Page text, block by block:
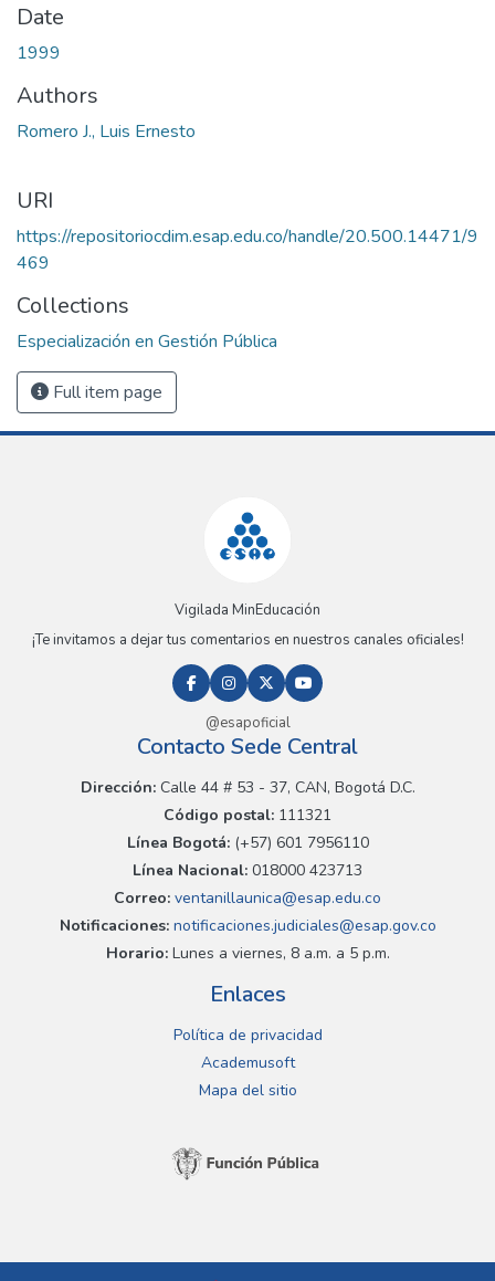
Date
1999
Authors
Romero J., Luis Ernesto
URI
https://repositoriocdim.esap.edu.co/handle/20.500.14471/9
469
Collections
Especialización en Gestión Pública
Full item page
Vigilada MinEducación
¡Te invitamos a dejar tus comentarios en nuestros canales oficiales!
@esapoficial
Contacto Sede Central
Dirección:Calle 44 # 53 - 37, CAN, Bogotá D.C.
Código postal: 111321
Línea Bogotá:(+57) 601 7956110
Línea Nacional: 018000 423713
Correo: ventanillaunica@esap.edu.co
Notificaciones:notificaciones.judiciales@esap.gov.co
Horario:Lunes a viernes, 8 a.m. a 5 p.m.
Enlaces
Política de privacidad
Academusoft
Mapa del sitio